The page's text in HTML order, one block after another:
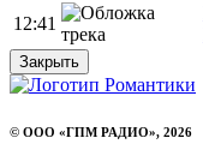
12:41
Закрыть
© ООО «ГПМ РАДИО», 2026